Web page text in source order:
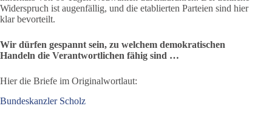
Widerspruch ist augenfällig, und die etablierten Parteien sind hier
klar bevorteilt.
Wir dürfen gespannt sein, zu welchem demokratischen
Handeln die Verantwortlichen fähig sind …
Hier die Briefe im Originalwortlaut:
Bundeskanzler Scholz